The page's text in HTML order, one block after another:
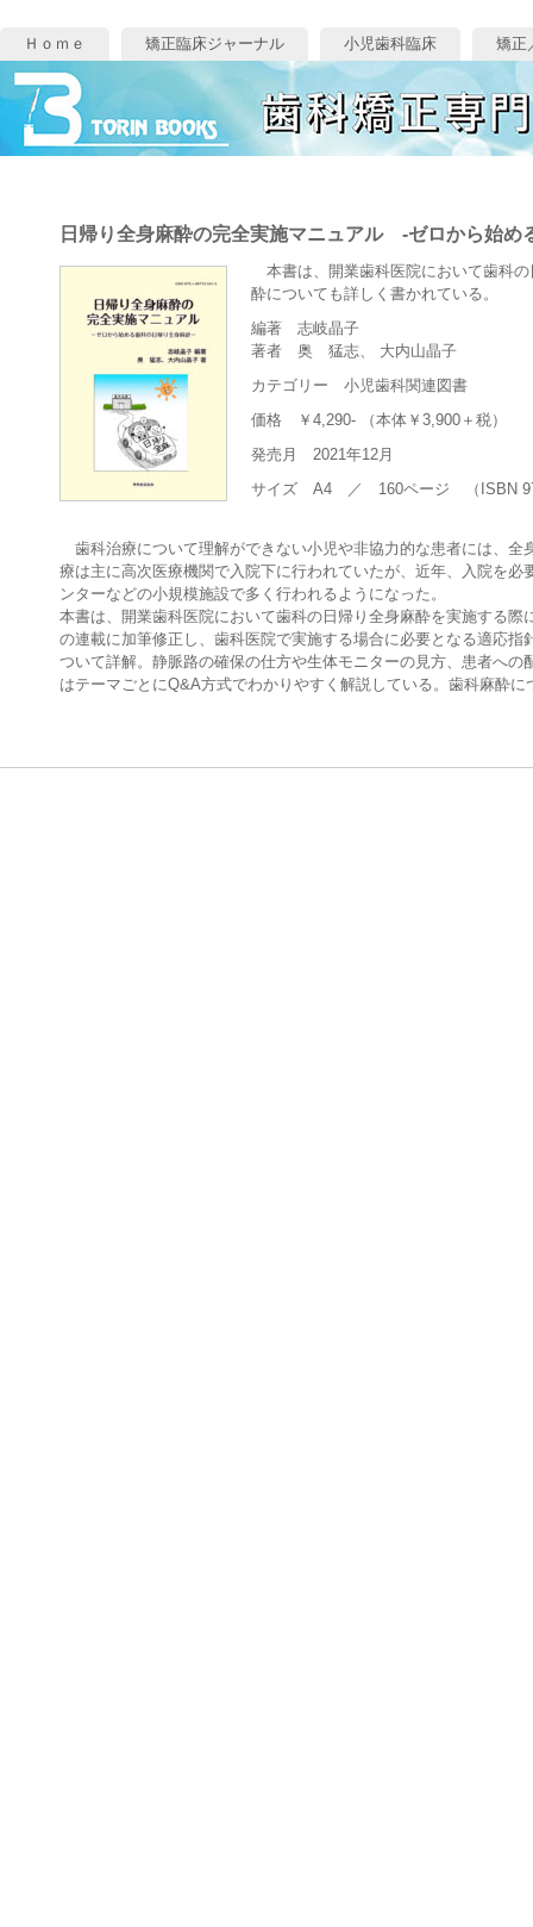
Ｈｏｍｅ 矯正臨床ジャーナル 小児歯科臨床 矯正
日帰り全身麻酔の完全実施マニュアル -ゼロから始め
本書は、開業歯科医院において歯科
酔についても詳しく書かれている。
編著 志岐晶子
著者 奥 猛志、 大内山晶子
カテゴリー 小児歯科関連図書
価格 ￥4,290- （本体￥3,900＋税）
発売月 2021年12月
サイズ A4 ／ 160ページ （ISBN
歯科治療について理解ができない小児や非協力的な患者には、
療は主に高次医療機関で入院下に行われていたが、近年、入院を
ンターなどの小規模施設で多く行われるようになった。
本書は、開業歯科医院において歯科の日帰り全身麻酔を実施する
の連載に加筆修正し、歯科医院で実施する場合に必要となる適応
ついて詳解。静脈路の確保の仕方や生体モニターの見方、患者へ
はテーマごとにQ&A方式でわかりやすく解説している。歯科麻酔